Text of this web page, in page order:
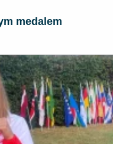
medalem